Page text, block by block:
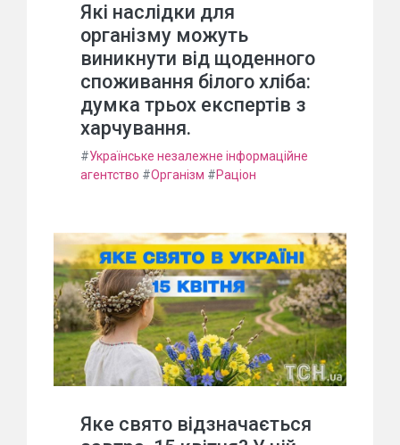
Які наслідки для
організму можуть
виникнути від щоденного
споживання білого хліба:
думка трьох експертів з
харчування.
#Українське незалежне інформаційне
агентство #Організм #Раціон
Яке свято відзначається